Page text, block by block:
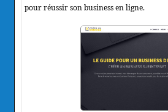
pour réussir son business en ligne.